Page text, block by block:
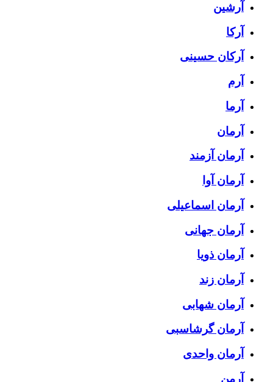
آرشین
آرکا
آرکان حسینی
آرم
آرما
آرمان
آرمان آزمند
آرمان آوا
آرمان اسماعیلی
آرمان جهانی
آرمان ذویا
آرمان زند
آرمان شهابی
آرمان گرشاسبی
آرمان واحدی
آرمن